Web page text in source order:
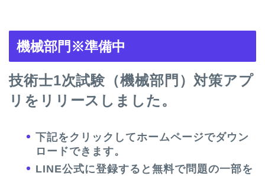
機械部門※準備中
技術士1次試験（機械部門）対策アプ
リをリリースしました。
下記をクリックしてホームページでダウン
ロードできます。
LINE公式に登録すると無料で問題の一部を